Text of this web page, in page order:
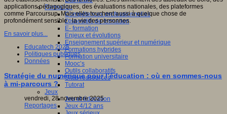
Formation
Compétences professionnelles
Dispositifs de formation
E- formation
Enjeux et évolutions
Enseignement supérieur et numérique
Formations hybrides
Formation universitaire
Mooc’s
Outils collaboratifs
Sites ressources
Tutorat
Jeux
Jeu et éducation
Jeux 4/12 ans
applications pédagogiques, des évaluations nationales, des plateformes
comme Parcoursup. Mais elles touchent aussi à quelque chose de
profondément sensible : la vie des personnes.
En savoir plus...
Educatech 2025
Politiques publiques
Données
Stratégie du numérique pour l’éducation : où en sommes-nous
à mi-parcours ?
vendredi, 28 novembre 2025
Reportages